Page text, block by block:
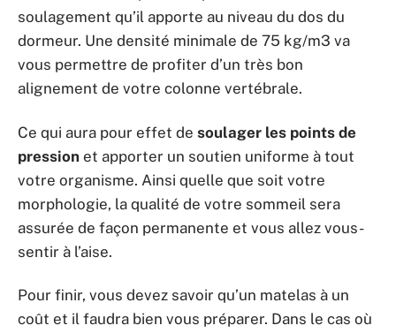
soulagement qu’il apporte au niveau du dos du
dormeur. Une densité minimale de 75 kg/m3 va
vous permettre de profiter d’un très bon
alignement de votre colonne vertébrale.
Ce qui aura pour effet de soulager les points de
pression et apporter un soutien uniforme à tout
votre organisme. Ainsi quelle que soit votre
morphologie, la qualité de votre sommeil sera
assurée de façon permanente et vous allez vous-
sentir à l’aise.
Pour finir, vous devez savoir qu’un matelas à un
coût et il faudra bien vous préparer. Dans le cas où